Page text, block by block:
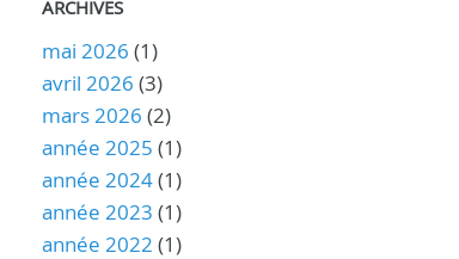
ARCHIVES
mai 2026 (1)
avril 2026 (3)
mars 2026 (2)
année 2025 (1)
année 2024(1)
année 2023 (1)
année 2022 (1)